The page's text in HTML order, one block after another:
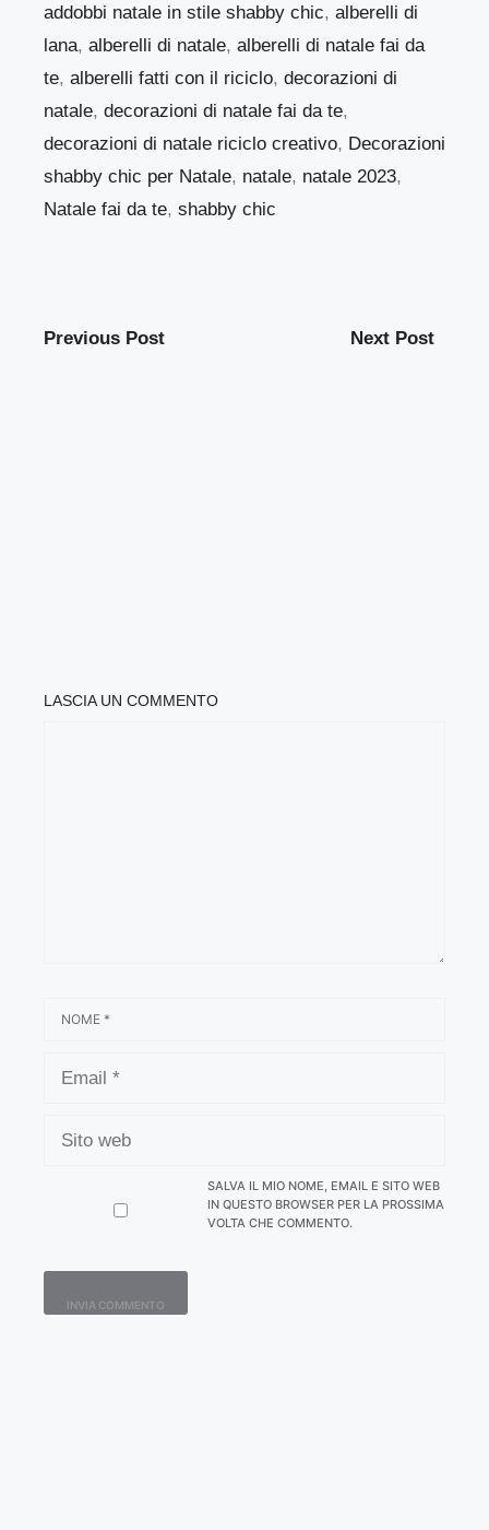
addobbi natale in stile shabby chic, alberelli di
lana, alberelli di natale, alberelli di natale fai da
te, alberelli fatti con il riciclo, decorazioni di
natale, decorazioni di natale fai da te,
decorazioni di natale riciclo creativo, Decorazioni
shabby chic per Natale, natale, natale 2023,
Natale fai da te, shabby chic
Previous Post Next Post
LASCIA UN COMMENTO
WEB
SALVA IL MIO NOME, EMAIL E SITO WEB
IN QUESTO BROWSER PER LA PROSSIMA
VOLTA CHE COMMENTO.